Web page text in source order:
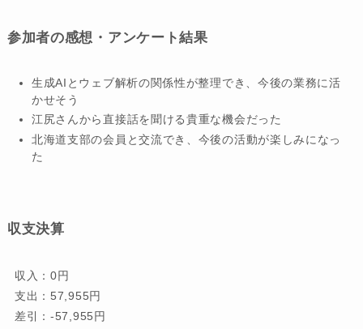
参加者の感想・アンケート結果
生成AIとウェブ解析の関係性が整理でき、今後の業務に活
かせそう
江尻さんから直接話を聞ける貴重な機会だった
北海道支部の会員と交流でき、今後の活動が楽しみになっ
た
収支決算
収入：0円
支出：57,955円
差引：-57,955円